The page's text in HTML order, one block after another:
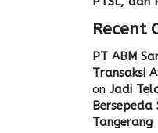
Recent
PT ABM
Transaksi
on Jadi
Bersepeda
Tangerang